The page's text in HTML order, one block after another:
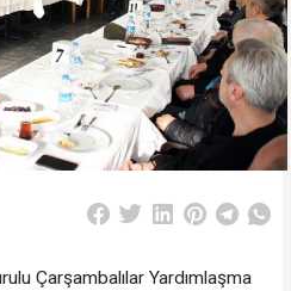
Çarşambalılar Yardımlaşma